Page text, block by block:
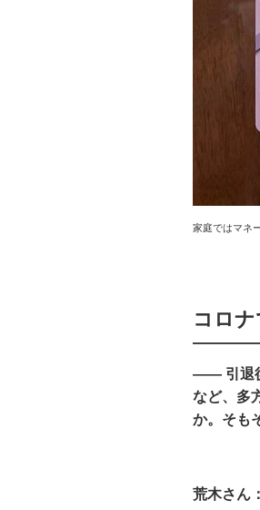
家庭ではマネ
コロ
—— 引退
など、多
か。そも
荒木さん：